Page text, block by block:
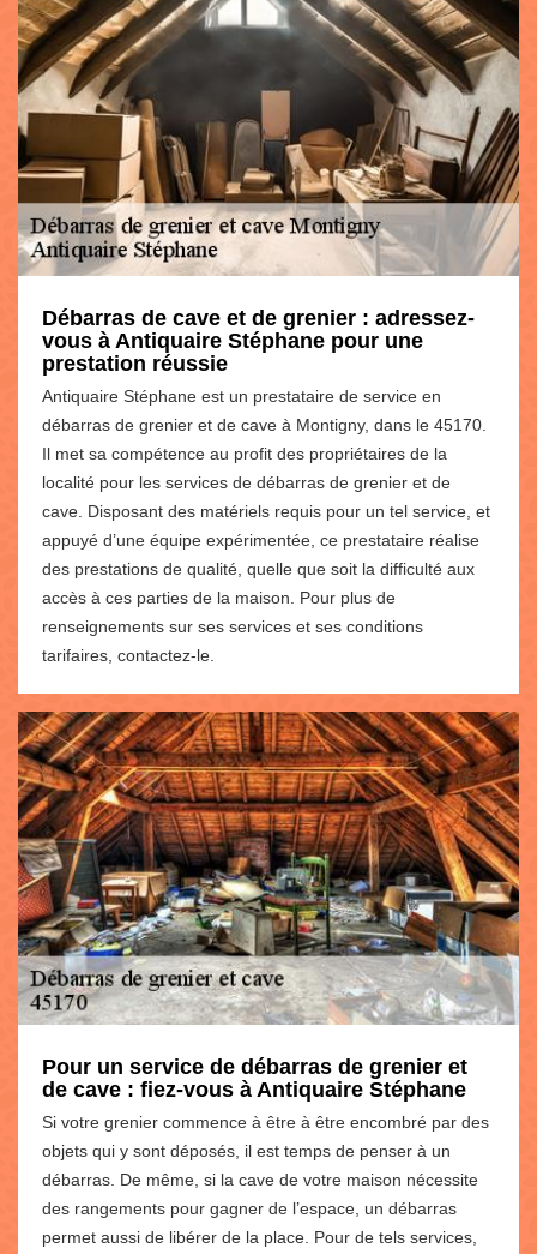
Débarras de cave et de grenier : adressez-
vous à Antiquaire Stéphane pour une
prestation réussie
Antiquaire Stéphane est un prestataire de service en
débarras de grenier et de cave à Montigny, dans le 45170.
Il met sa compétence au profit des propriétaires de la
localité pour les services de débarras de grenier et de
cave. Disposant des matériels requis pour un tel service, et
appuyé d’une équipe expérimentée, ce prestataire réalise
des prestations de qualité, quelle que soit la difficulté aux
accès à ces parties de la maison. Pour plus de
renseignements sur ses services et ses conditions
tarifaires, contactez-le.
Pour un service de débarras de grenier et
de cave : fiez-vous à Antiquaire Stéphane
Si votre grenier commence à être à être encombré par des
objets qui y sont déposés, il est temps de penser à un
débarras. De même, si la cave de votre maison nécessite
des rangements pour gagner de l’espace, un débarras
permet aussi de libérer de la place. Pour de tels services,